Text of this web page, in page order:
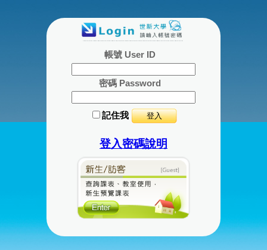
帳號 User ID
密碼 Password
記住我
登入密碼說明